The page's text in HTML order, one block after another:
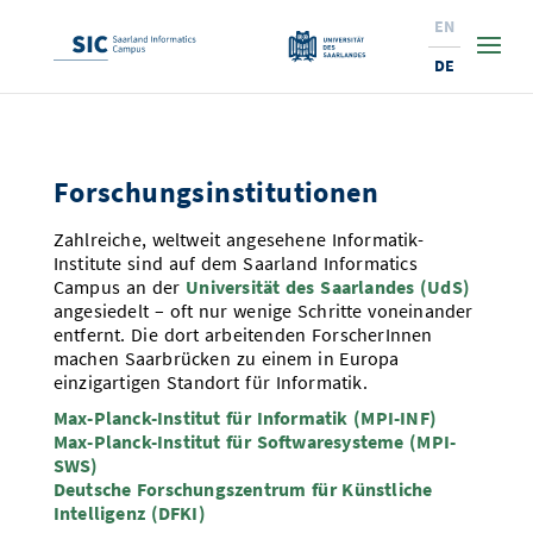
Interessierte & BewerberInnen
Studienangebot
Angebote für SchülerInnen
10 Gründe für den SIC
Neu am SIC?
Studierende
Aktuelle Semesterinfos
Beratung für Studierende
Lehrveranstaltungen & AnsprechpartnerInnen
Semestertermine & Klausuren
Prüfungsangelegenheiten
Service
Service und Support
ProfessorInnen
Stellenangebote
Bibliothek
Forschung
Institute & Forschungsthemen
Forschungsinstitutionen
Ranking
Forschungsfelder
ProfessorInnen
Forschungsgruppen
Karrierewege
Promotion
Gründen & Investieren
Stellenangebote
News
Preise, Auszeichnungen und Förderungen
Forschungshighlights
Termine, Vorträge und Veranstaltungen
Wirtschaft
Technologietransfer
Innovationsstandort
Expertise am SIC
Kooperieren & Investieren
Forschungsinstitutionen
News & Termine
Forschungshighlights
Termine, Vorträge und Veranstaltungen
Pressemeldungen
News
Über Uns
Saarland Informatics Campus
Standort
Forschungsinstitutionen
Marketing & Öffentlichkeitsarbeit
Pressespiegel
Kontakte & Anfahrt
EN
DE
Forschungsinstitutionen
Zahlreiche, weltweit angesehene Informatik-
Institute sind auf dem Saarland Informatics
Campus an der Universität des Saarlandes (UdS)
angesiedelt – oft nur wenige Schritte voneinander
entfernt. Die dort arbeitenden ForscherInnen
machen Saarbrücken zu einem in Europa
einzigartigen Standort für Informatik.
Max-Planck-Institut für Informatik (MPI-INF)
Max-Planck-Institut für Softwaresysteme (MPI-
SWS)
Deutsche Forschungszentrum für Künstliche
Intelligenz (DFKI)